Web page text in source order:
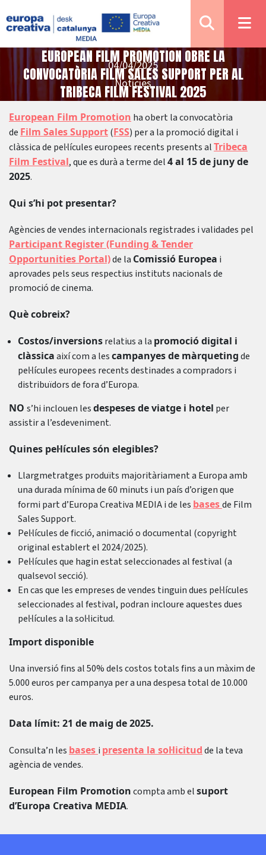
Notícies
EUROPEAN FILM PROMOTION OBRE LA
CONVOCATÒRIA FILM SALES SUPPORT PER AL
TRIBECA FILM FESTIVAL 2025
04/04/2025
European Film Promotion ha obert la convocatòria
de Film Sales Support(FSS) per a la promoció digital i
clàssica de pel·lícules europees recents presents alTribeca
Film Festival, que es durà a terme del4 al 15 de juny de
2025.
Qui s’hi pot presentar?
Agències de vendes internacionals registrades i validades pel
Participant Register (Funding & Tender
Opportunities Portal)de la Comissió Europea i
aprovades pels seus respectius instituts nacionals de
promoció de cinema.
Què cobreix?
Costos/inversionsrelatius a la promoció digital i
clàssicaaixí com a lescampanyes de màrquetingde
pel·lícules europees recents destinades a compradors i
distribuïdors de fora d’Europa.
NO s’hi inclouen lesdespeses de viatge i hotel per
assistir a l’esdeveniment.
Quines pel·lícules són elegibles?
Llargmetratges produïts majoritàriament a Europa amb
una durada mínima de 60 minuts i un país d’origen que
formi part d’Europa Creativa MEDIA i de les basesde Film
Sales Support.
Pel·lícules de ficció, animació o documental (copyright
original establert el 2024/2025).
Pel·lícules que hagin estat seleccionades al festival (a
qualsevol secció).
En cas que les empreses de vendes tinguin dues pel·lícules
seleccionades al festival, podran incloure aquestes dues
pel·lícules a la sol·licitud.
Import disponible
Una inversió fins al 50% dels costos totals fins a un màxim de
5.000 euros per campanya per a una despesa total de 10.000
euros.
Data límit: 21 de maig de 2025.
Consulta’n les bases i presenta la sol·licitudde la teva
agència de vendes.
European Film Promotioncompta amb elsuport
d’Europa Creativa MEDIA.